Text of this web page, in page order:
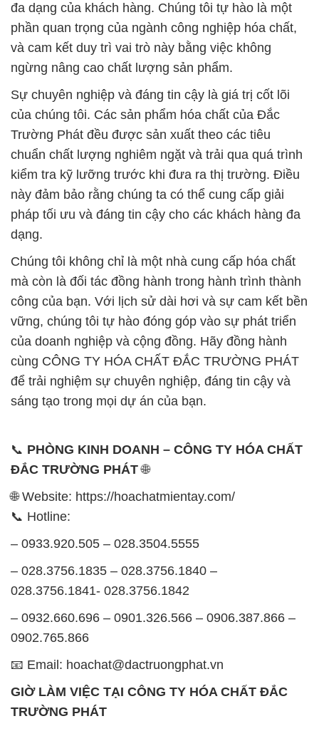
đa dạng của khách hàng. Chúng tôi tự hào là một
phần quan trọng của ngành công nghiệp hóa chất,
và cam kết duy trì vai trò này bằng việc không
ngừng nâng cao chất lượng sản phẩm.
Sự chuyên nghiệp và đáng tin cậy là giá trị cốt lõi
của chúng tôi. Các sản phẩm hóa chất của Đắc
Trường Phát đều được sản xuất theo các tiêu
chuẩn chất lượng nghiêm ngặt và trải qua quá trình
kiểm tra kỹ lưỡng trước khi đưa ra thị trường. Điều
này đảm bảo rằng chúng ta có thể cung cấp giải
pháp tối ưu và đáng tin cậy cho các khách hàng đa
dạng.
Chúng tôi không chỉ là một nhà cung cấp hóa chất
mà còn là đối tác đồng hành trong hành trình thành
công của bạn. Với lịch sử dài hơi và sự cam kết bền
vững, chúng tôi tự hào đóng góp vào sự phát triển
của doanh nghiệp và cộng đồng. Hãy đồng hành
cùng CÔNG TY HÓA CHẤT ĐẮC TRƯỜNG PHÁT
để trải nghiệm sự chuyên nghiệp, đáng tin cậy và
sáng tạo trong mọi dự án của bạn.
📞 PHÒNG KINH DOANH – CÔNG TY HÓA CHẤT
ĐẮC TRƯỜNG PHÁT🌐
🌐 Website: https://hoachatmientay.com/
📞 Hotline:
– 0933.920.505 – 028.3504.5555
– 028.3756.1835 – 028.3756.1840 –
028.3756.1841- 028.3756.1842
– 0932.660.696 – 0901.326.566 – 0906.387.866 –
0902.765.866
📧 Email: hoachat@dactruongphat.vn
GIỜ LÀM VIỆC TẠI CÔNG TY HÓA CHẤT ĐẮC
TRƯỜNG PHÁT